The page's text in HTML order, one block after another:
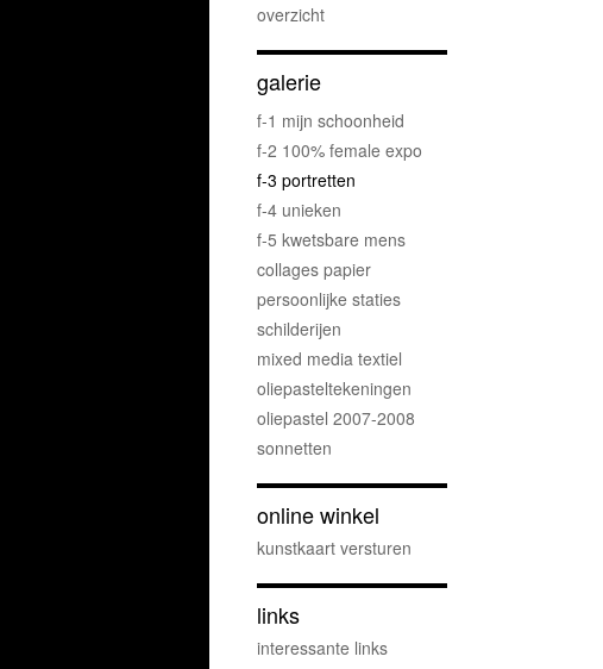
overzicht
galerie
f-1 mijn schoonheid
f-2 100% female expo
f-3 portretten
f-4 unieken
f-5 kwetsbare mens
collages papier
persoonlijke staties
schilderijen
mixed media textiel
oliepasteltekeningen
oliepastel 2007-2008
sonnetten
online winkel
kunstkaart versturen
links
interessante links